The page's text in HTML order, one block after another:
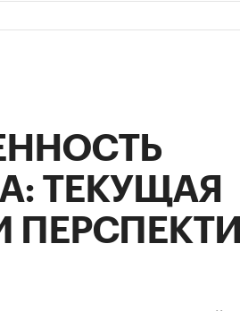
ТЕКУЩАЯ